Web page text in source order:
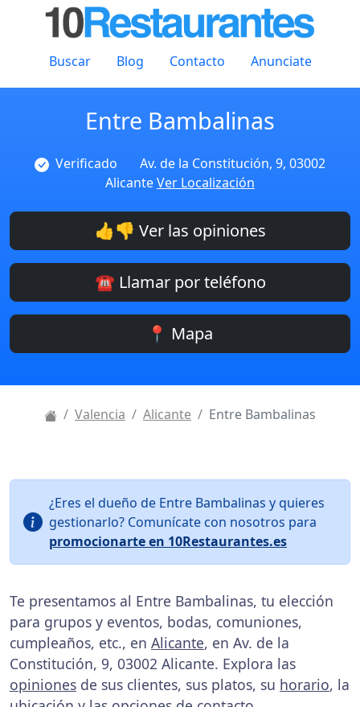
Buscar Blog Contacto Anunciate
Entre Bambalinas
Verificado
Av. de la Constitución, 9, 03002
AlicanteVer Localización
👍👎 Ver las opiniones
☎️ Llamar por teléfono
📍 Mapa
Valencia Alicante Entre Bambalinas
¿Eres el dueño de Entre Bambalinas y quieres
gestionarlo? Comunícate con nosotros para
promocionarte en 10Restaurantes.es
Te presentamos al Entre Bambalinas, tu elección
para grupos y eventos, bodas, comuniones,
cumpleaños, etc., en Alicante, en Av. de la
Constitución, 9, 03002 Alicante. Explora las
opiniones de sus clientes, sus platos, su horario, la